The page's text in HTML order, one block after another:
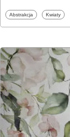
Fototapety
Abstrakcja Fototapety
Kwiaty